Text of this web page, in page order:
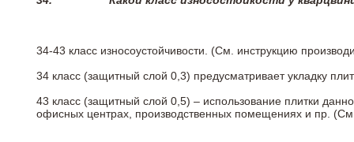
34-43 класс износоустойчивости. (См. инструкцию
34 класс (защитный слой 0,3) предусматривает укладку
43 класс (защитный слой 0,5) – использование плитки
офисных центрах, производственных помещениях и пр.